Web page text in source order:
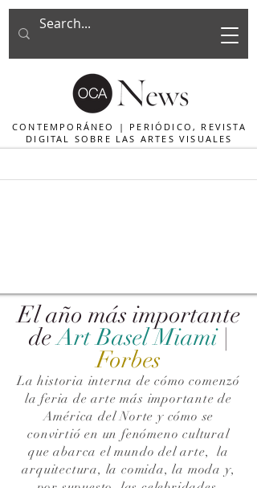
CONTEMPORÁNEO | PERIÓDICO, REVISTA
DIGITAL SOBRE LAS ARTES VISUALES
El año más importante
de Art Basel Miami |
Forbes
La historia interna de cómo comenzó
la feria de arte más importante de
América del Norte y cómo se
convirtió en un fenómeno cultural
que abarca el mundo del arte,la
arquitectura, la comida, la moda y,